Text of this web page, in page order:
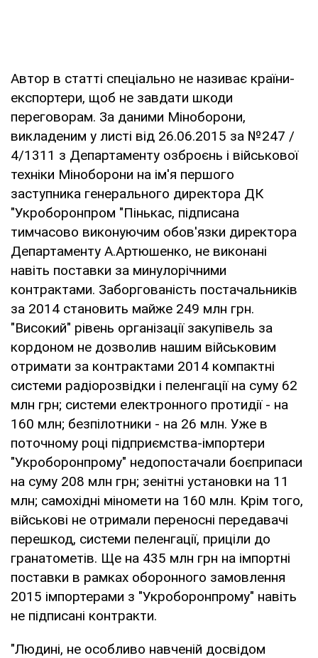
Автор в статті спеціально не називає країни-
експортери, щоб не завдати шкоди
переговорам. За даними Міноборони,
викладеним у листі від 26.06.2015 за №247 /
4/1311 з Департаменту озброєнь і військової
техніки Міноборони на ім'я першого
заступника генерального директора ДК
"Укроборонпром "Пінькас, підписана
тимчасово виконуючим обов'язки директора
Департаменту А.Артюшенко, не виконані
навіть поставки за минулорічними
контрактами. Заборгованість постачальників
за 2014 становить майже 249 млн грн.
"Високий" рівень організації закупівель за
кордоном не дозволив нашим військовим
отримати за контрактами 2014 компактні
системи радіорозвідки і пеленгації на суму 62
млн грн; системи електронного протидії - на
160 млн; безпілотники - на 26 млн. Уже в
поточному році підприємства-імпортери
"Укроборонпрому" недопостачали боєприпаси
на суму 208 млн грн; зенітні установки на 11
млн; самохідні міномети на 160 млн. Крім того,
військові не отримали переносні передавачі
перешкод, системи пеленгації, приціли до
гранатометів. Ще на 435 млн грн на імпортні
поставки в рамках оборонного замовлення
2015 імпортерами з "Укроборонпрому" навіть
не підписані контракти.
"Людині, не особливо навченій досвідом